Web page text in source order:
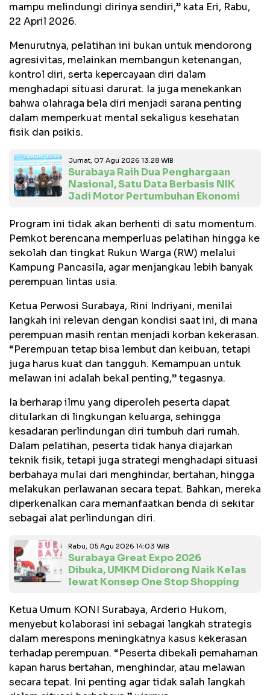
mampu melindungi dirinya sendiri,” kata Eri, Rabu,
22 April 2026.
Menurutnya, pelatihan ini bukan untuk mendorong
agresivitas, melainkan membangun ketenangan,
kontrol diri, serta kepercayaan diri dalam
menghadapi situasi darurat. Ia juga menekankan
bahwa olahraga bela diri menjadi sarana penting
dalam memperkuat mental sekaligus kesehatan
fisik dan psikis.
Jumat, 07 Agu 2026 13:28 WIB
Surabaya Raih Dua Penghargaan
Nasional, Satu Data Berbasis NIK
Jadi Motor Pertumbuhan Ekonomi
Program ini tidak akan berhenti di satu momentum.
Pemkot berencana memperluas pelatihan hingga ke
sekolah dan tingkat Rukun Warga (RW) melalui
Kampung Pancasila, agar menjangkau lebih banyak
perempuan lintas usia.
Ketua Perwosi Surabaya, Rini Indriyani, menilai
langkah ini relevan dengan kondisi saat ini, di mana
perempuan masih rentan menjadi korban kekerasan.
“Perempuan tetap bisa lembut dan keibuan, tetapi
juga harus kuat dan tangguh. Kemampuan untuk
melawan ini adalah bekal penting,” tegasnya.
Ia berharap ilmu yang diperoleh peserta dapat
ditularkan di lingkungan keluarga, sehingga
kesadaran perlindungan diri tumbuh dari rumah.
Dalam pelatihan, peserta tidak hanya diajarkan
teknik fisik, tetapi juga strategi menghadapi situasi
berbahaya mulai dari menghindar, bertahan, hingga
melakukan perlawanan secara tepat. Bahkan, mereka
diperkenalkan cara memanfaatkan benda di sekitar
sebagai alat perlindungan diri.
Rabu, 05 Agu 2026 14:03 WIB
Surabaya Great Expo 2026
Dibuka, UMKM Didorong Naik Kelas
lewat Konsep One Stop Shopping
Ketua Umum KONI Surabaya, Arderio Hukom,
menyebut kolaborasi ini sebagai langkah strategis
dalam merespons meningkatnya kasus kekerasan
terhadap perempuan. “Peserta dibekali pemahaman
kapan harus bertahan, menghindar, atau melawan
secara tepat. Ini penting agar tidak salah langkah